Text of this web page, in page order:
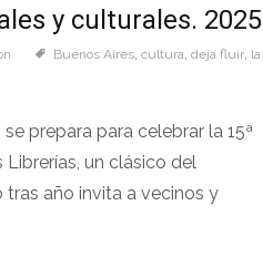
y culturales. 2025
Buenos Aires, cultura, deja fluir, la
prepara para celebrar la 15ª
un clásico del
año invita a vecinos y